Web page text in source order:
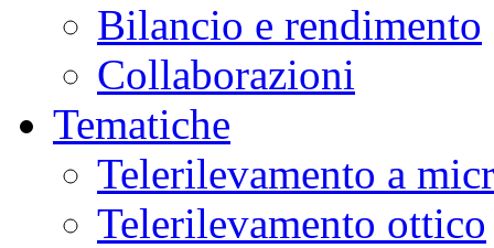
Bilancio e rendimento
Collaborazioni
Tematiche
Telerilevamento a
Telerilevamento ottico